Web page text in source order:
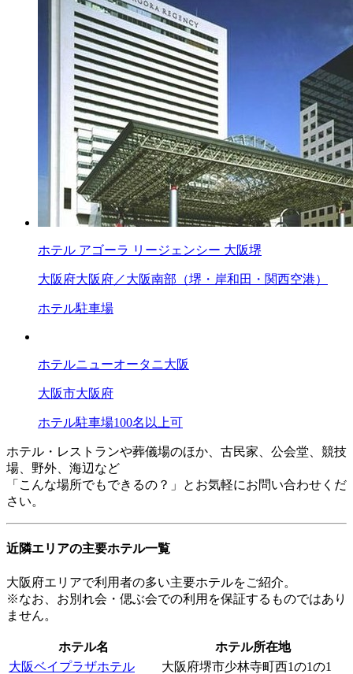
ホテル アゴーラ リージェンシー 大阪堺
大阪府大阪府／大阪南部（堺・岸和田・関西空港）
ホテル駐車場
ホテルニューオータニ大阪
大阪市大阪府
ホテル駐車場100名以上可
ホテル・レストランや葬儀場のほか、古民家、公会堂、競技
場、野外、海辺など
「こんな場所でもできるの？」とお気軽にお問い合わせくだ
さい。
近隣エリアの主要ホテル一覧
大阪府エリアで利用者の多い主要ホテルをご紹介。
※なお、お別れ会・偲ぶ会での利用を保証するものではあり
ません。
ホテル名
ホテル所在地
大阪ベイプラザホテル
大阪府堺市少林寺町西1の1の1